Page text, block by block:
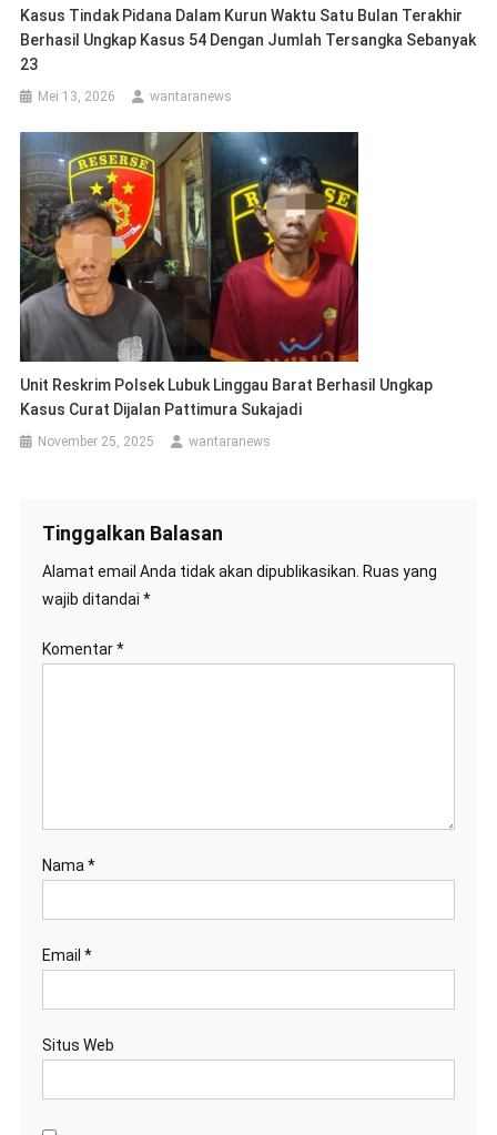
Kasus Tindak Pidana Dalam Kurun Waktu Satu Bulan Terakhir
Berhasil Ungkap Kasus 54 Dengan Jumlah Tersangka Sebanyak
23
Mei 13, 2026 wantaranews
Unit Reskrim Polsek Lubuk Linggau Barat Berhasil Ungkap
Kasus Curat Dijalan Pattimura Sukajadi
November 25, 2025 wantaranews
Tinggalkan Balasan
Alamat email Anda tidak akan dipublikasikan. Ruas yang
wajib ditandai *
Komentar*
Nama *
Email *
Situs Web